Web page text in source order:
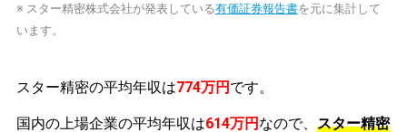
※ スター精密株式会社が発表している有価証券報告書を元に集計して
います。
スター精密の平均年収は774万円 です。
国内の上場企業の平均年収は614万円 なので、 スター精密